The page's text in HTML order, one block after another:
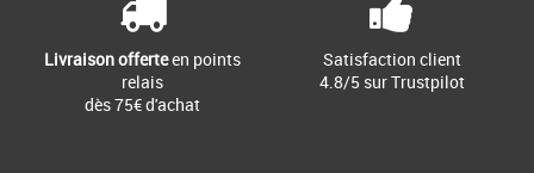
Livraison offerteen points
relais
dès 75€ d'achat
Satisfaction client
4.8/5 sur Trustpilot